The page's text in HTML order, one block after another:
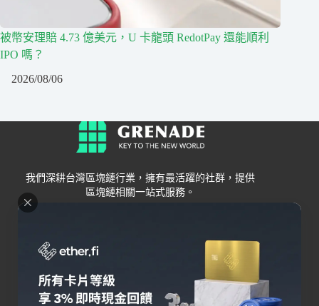
被幣安理賠 4.73 億美元，U 卡龍頭 RedotPay 還能順利
IPO 嗎？
2026/08/06
我們深耕台灣區塊鏈行業，擁有最活躍的社群，提供
區塊鏈相關一站式服務。
Grenade
關於我們
聯絡我們
錢包
交易所
Bybit